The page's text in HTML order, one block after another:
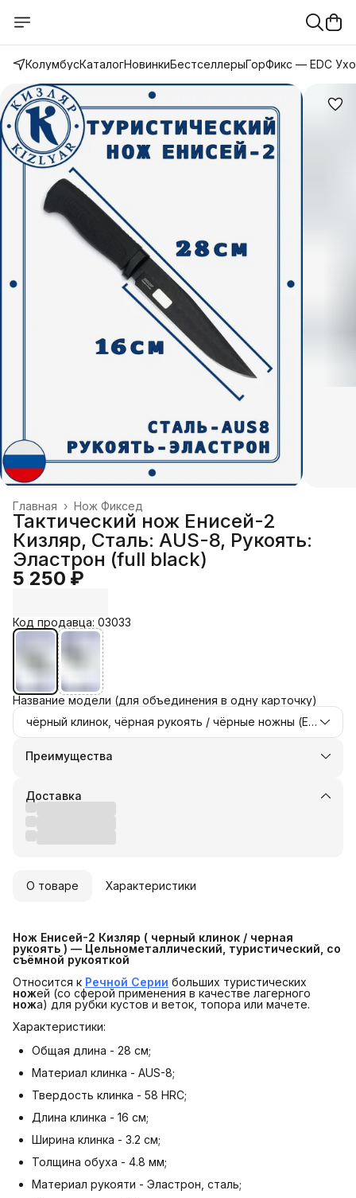
КолумбусКаталогНовинкиБестселлерыГорФикс — EDC
Нож Фиксед
Главная ›
Тактический нож Енисей-2
Кизляр, Cталь: AUS-8, Рукоять:
Эластрон (full black)
5 250 ₽
Код продавца: 03033
Название модели (для объединения в одну карточку)
чёрный клинок, чёрная рукоять / чёрные ножны (Енисей-2 full black)
Преимущества
Оплата частями в Сплит
Удобный возврат
Доставка
О товаре Характеристики
Нож Енисей-2 Кизляр ( черный клинок / черная
рукоять ) — Цельнометаллический, туристический, со
съёмной рукояткой
Относится к Речной Серии больших туристических
ножей (со сферой применения в качестве лагерного
ножа) для рубки кустов и веток, топора или мачете.
Характеристики:
Общая длина - 28 см;
Материал клинка - AUS-8;
Твердость клинка - 58 HRC;
Длина клинка - 16 см;
Ширина клинка - 3.2 см;
Толщина обуха - 4.8 мм;
Материал рукояти - Эластрон, сталь;